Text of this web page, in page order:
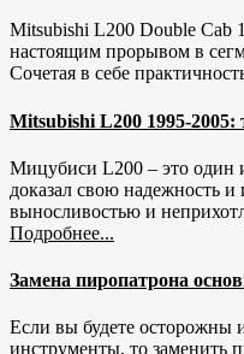
Mitsubishi L200 Double Cab
настоящим прорывом в
Сочетая в себе
Mitsubishi L200 1995-2005:
Мицубиси L200 – это один
доказал свою надежность и
выносливостью и
Подробнее...
Замена пиропатрона
Если вы будете осторожны
инструменты, то заменить